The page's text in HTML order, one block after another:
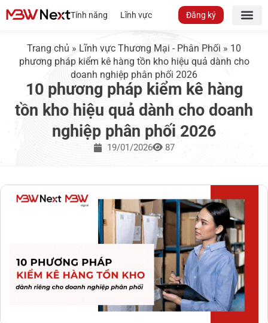
Tính năng Lĩnh vực Đăng ký
Trang chủ » Lĩnh vực Thương Mại - Phân Phối » 10
phương pháp kiểm kê hàng tồn kho hiệu quả dành cho
doanh nghiệp phân phối 2026
10 phương pháp kiểm kê hàng
tồn kho hiệu quả dành cho doanh
nghiệp phân phối 2026
19/01/2026 87